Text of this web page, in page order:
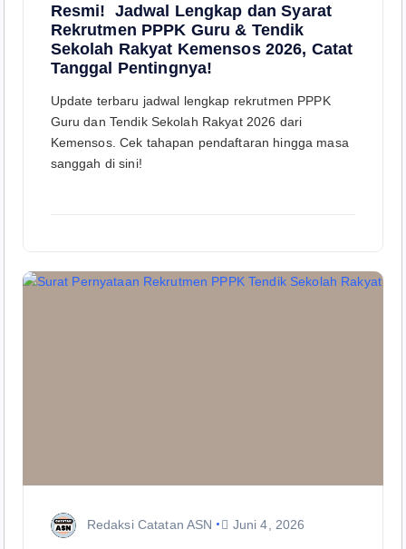
Resmi! Jadwal Lengkap dan Syarat
Rekrutmen PPPK Guru & Tendik
Sekolah Rakyat Kemensos 2026, Catat
Tanggal Pentingnya!
Update terbaru jadwal lengkap rekrutmen PPPK
Guru dan Tendik Sekolah Rakyat 2026 dari
Kemensos. Cek tahapan pendaftaran hingga masa
sanggah di sini!
Redaksi Catatan ASN Juni 4, 2026